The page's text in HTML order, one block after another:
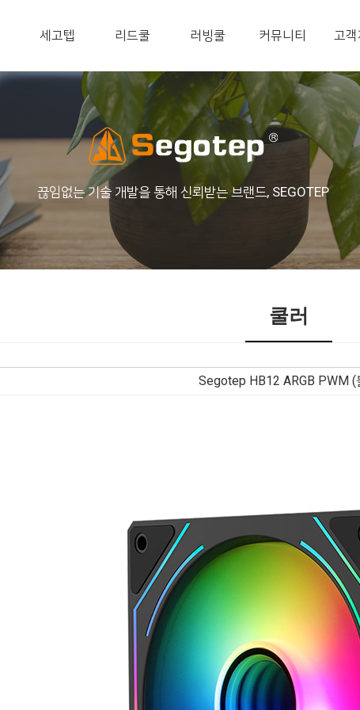
세고텝 리드쿨 러빙쿨 커뮤니티 고
끊임없는 기술 개발을 통해 신뢰받는 브랜드, SEGOTEP
쿨러
Segotep HB12 ARGB PWM (